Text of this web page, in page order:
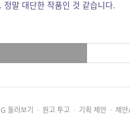
말 대단한 작품인 것 같습니다.
둘러보기 · 원고 투고 · 기획 제안 · 제